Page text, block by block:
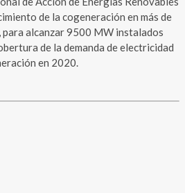
de la cogeneración en más de
para alcanzar 9500 MW instalados
de la demanda de electricidad
en 2020.